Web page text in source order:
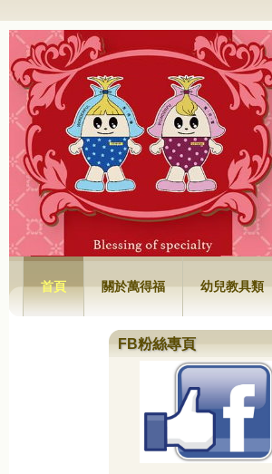
萬得福興業有限公司
首頁 關於萬得福 幼兒教具類
FB粉絲專頁